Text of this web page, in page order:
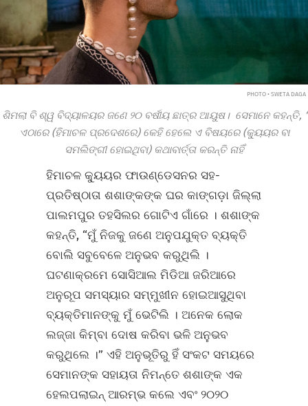
PHOTO • SWETA DAGA
ଶିମଲା ବି ଶ୍ୱ ବିଦ୍ୟାଳୟର ଜଣେ ୨୦ ବର୍ଷୀୟ ଛାତ୍ର ଆୟୁଷ। ସେମାନେ କହନ୍ତି,
ଏଠାରେ (ହିମାଚଳ ପ୍ରଦେଶରେ) କେହି ହେଲେ ଏ ବିଷୟରେ (କ୍ୟୁୟର ବା
ସମଲିଙ୍ଗୀ ହୋଇଥିବା) କଥାବାର୍ତ୍ତା କରନ୍ତି ନାହିଁ
ହିମାଚଳ କ୍ୟୁୟର ଫାଉଣ୍ଡେସନର ସହ-
ପ୍ରତିଷ୍ଠାତା ଶଶାଙ୍କଙ୍କ ଘର କାଙ୍ଗଡ଼ା ଜିଲ୍ଲା
ପାଲମପୁର ତହସିଲର ଗୋଟିଏ ଗାଁରେ । ଶଶାଙ୍କ
କହନ୍ତି, “ମୁଁ ନିଜକୁ ଜଣେ ଅନୁପଯୁକ୍ତ ବ୍ୟକ୍ତି
ବୋଲି ସବୁବେଳେ ଅନୁଭବ କରୁଥିଲି ।
ଘଟଣାକ୍ରମେ ସୋସିଆଲ ମିଡିଆ ଜରିଆରେ
ଅନୁରୂପ ସମସ୍ୟାର ସମ୍ମୁଖୀନ ହୋଇଆସୁଥିବା
ବ୍ୟକ୍ତିମାନଙ୍କୁ ମୁଁ ଭେଟିଲି । ଅନେକ ଲୋକ
ଲଜ୍ଜା କିମ୍ବା ଦୋଷ କରିବା ଭଳି ଅନୁଭବ
କରୁଥିଲେ ।” ଏହି ଅନୁଭୂତିରୁ ହିଁ ସଂକଟ ସମୟରେ
ସେମାନଙ୍କ ସହାୟତା ନିମନ୍ତେ ଶଶାଙ୍କ ଏକ
ହେଲପଲାଇନ୍ ଆରମ୍ଭ କଲେ ଏବଂ ୨୦୨୦